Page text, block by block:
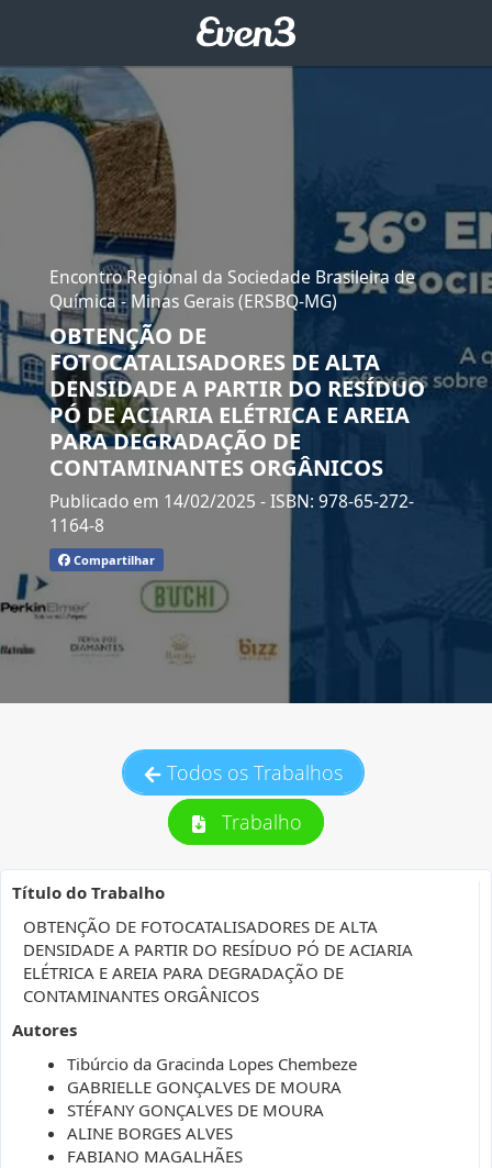
Encontro Regional da Sociedade Brasileira de
Química - Minas Gerais (ERSBQ-MG)
OBTENÇÃO DE
FOTOCATALISADORES DE ALTA
DENSIDADE A PARTIR DO RESÍDUO
PÓ DE ACIARIA ELÉTRICA E AREIA
PARA DEGRADAÇÃO DE
CONTAMINANTES ORGÂNICOS
Publicado em 14/02/2025 - ISBN: 978-65-272-
1164-8
Compartilhar
Todos os Trabalhos
Trabalho
Título do Trabalho
OBTENÇÃO DE FOTOCATALISADORES DE ALTA
DENSIDADE A PARTIR DO RESÍDUO PÓ DE ACIARIA
ELÉTRICA E AREIA PARA DEGRADAÇÃO DE
CONTAMINANTES ORGÂNICOS
Autores
Tibúrcio da Gracinda Lopes Chembeze
GABRIELLE GONÇALVES DE MOURA
STÉFANY GONÇALVES DE MOURA
ALINE BORGES ALVES
FABIANO MAGALHÃES